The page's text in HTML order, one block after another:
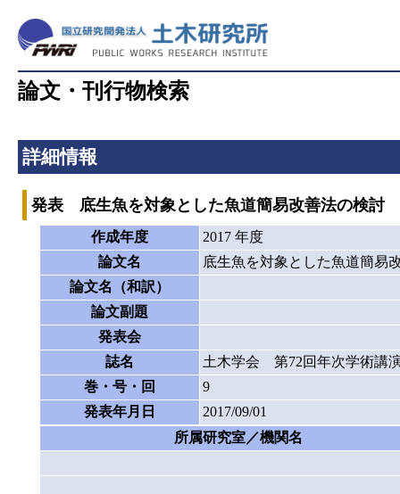
論文・刊行物検索
詳細情報
発表 底生魚を対象とした魚道簡易改善法の検討
作成年度
2017 年度
論文名
底生魚を対象とした魚道簡易
論文名（和訳）
論文副題
発表会
誌名
土木学会 第72回年次学術講
巻・号・回
9
発表年月日
2017/09/01
所属研究室／機関名